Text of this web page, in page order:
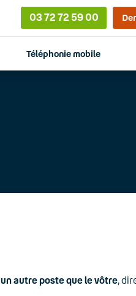
03 72 72 59 00
Téléphonie mobile
autre poste que le vôtre,